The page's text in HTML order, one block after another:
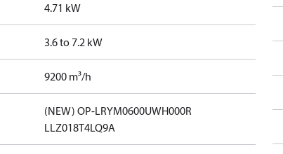
4.71 kW
3.6 to 7.2 kW
9200 m³/h
(NEW) OP-LRYM0600UWH000R
LLZ018T4LQ9A